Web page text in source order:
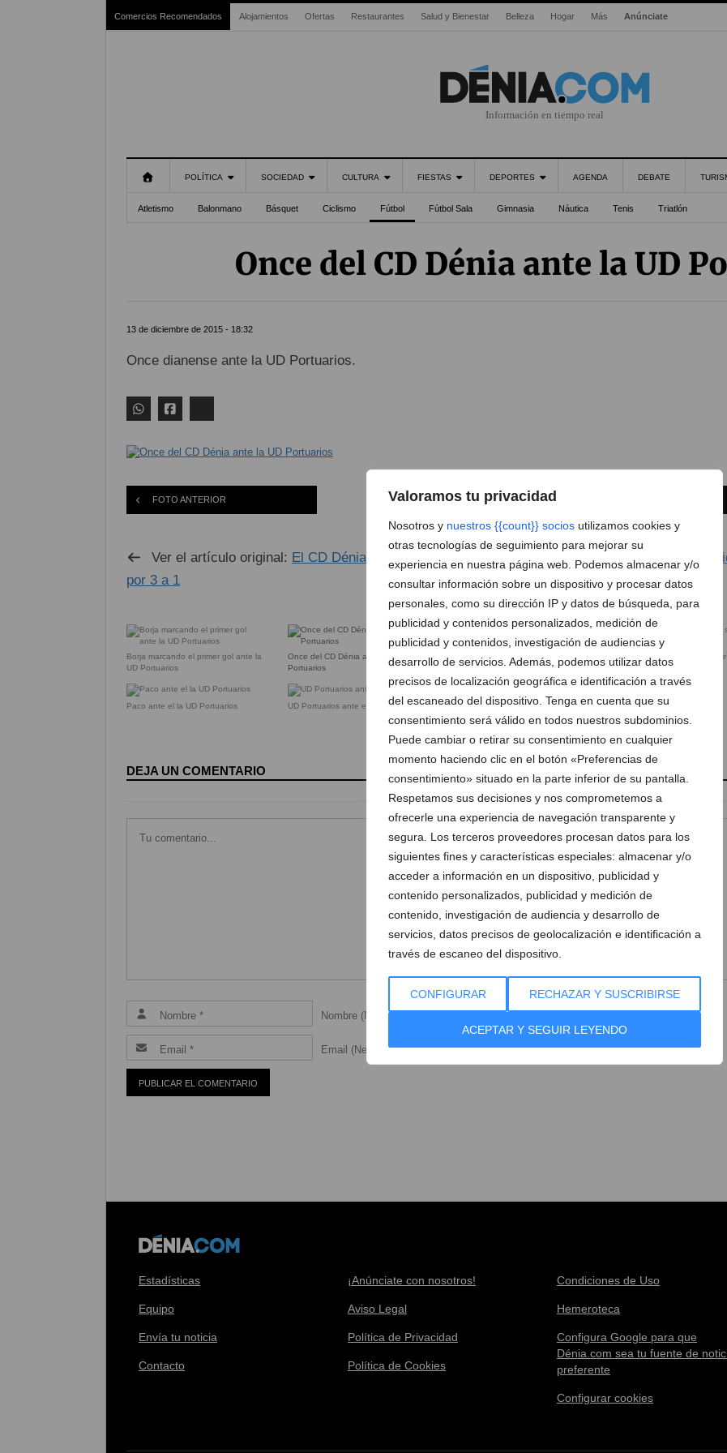
Valoramos tu privacidad
Nosotros y nuestros {{count}} socios utilizamos cookies y
otras tecnologías de seguimiento para mejorar su
experiencia en nuestra página web. Podemos almacenar y/o
consultar información sobre un dispositivo y procesar datos
personales, como su dirección IP y datos de búsqueda, para
publicidad y contenidos personalizados, medición de
publicidad y contenidos, investigación de audiencias y
desarrollo de servicios. Además, podemos utilizar datos
precisos de localización geográfica e identificación a través
del escaneado del dispositivo. Tenga en cuenta que su
consentimiento será válido en todos nuestros subdominios.
Puede cambiar o retirar su consentimiento en cualquier
momento haciendo clic en el botón «Preferencias de
consentimiento» situado en la parte inferior de su pantalla.
Respetamos sus decisiones y nos comprometemos a
ofrecerle una experiencia de navegación transparente y
segura. Los terceros proveedores procesan datos para los
siguientes fines y características especiales: almacenar y/o
acceder a información en un dispositivo, publicidad y
contenido personalizados, publicidad y medición de
contenido, investigación de audiencia y desarrollo de
servicios, datos precisos de geolocalización e identificación a
través de escaneo del dispositivo.
CONFIGURAR RECHAZAR Y SUSCRIBIRSE
ACEPTAR Y SEGUIR LEYENDO
Comercios Recomendados Alojamientos Ofertas Restaurantes Salud y Bienestar Belleza Hogar Más Anúnciate
Información en tiempo real
POLÍTICA SOCIEDAD CULTURA FIESTAS DEPORTES AGENDA DEBATE
Atletismo Balonmano Básquet Ciclismo Fútbol Fútbol Sala Gimnasia Náutica Tenis Triatlón
Once del CD Dénia ante la UD
13 de diciembre de 2015 - 18:32
Once dianense ante la UD Portuarios.
FOTO ANTERIOR 2 de 6
Ver el artículo original: El CD Dénia se afianza al frente de la clasificación al vencer al
por 3 a 1
Borja marcando el primer gol ante la
UD Portuarios
Once del CD Dénia ante la UD
Portuarios
Jugadores saltando al terreno de
juego
Miguel lesionado tuvo que
terreno de juego
Paco ante el la UD Portuarios UD Portuarios ante el CD Dénia
DEJA UN COMENTARIO
Nombre (Necesario)
Email (Necesario) (No será visible)
Estadísticas
Equipo
Envía tu noticia
Contacto
¡Anúnciate con nosotros!
Aviso Legal
Política de Privacidad
Política de Cookies
Condiciones de Uso
Hemeroteca
Configura Google para que
Dénia.com sea tu fuente de
preferente
Configurar cookies